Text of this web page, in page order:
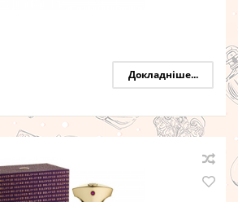
Докладніше...